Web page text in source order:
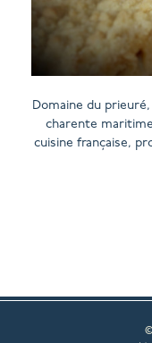
Domaine du
charente
cuisine française,